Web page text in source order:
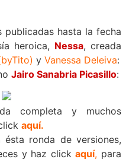
publicadas hasta la fecha
heroica, Nessa, creada
y Vanessa Deleiva:
Jairo Sanabria Picasillo:
completa y muchos
aquí.
ronda de versiones,
y haz clickaquí, para